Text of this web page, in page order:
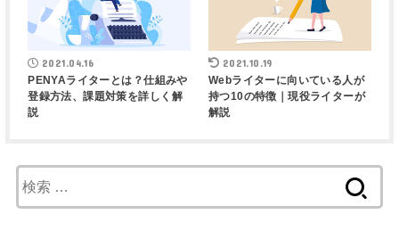
2021.04.16
PENYAライターとは？仕組みや
登録方法、課題対策を詳しく解
説
2021.10.19
Webライターに向いている人が
持つ10の特徴｜現役ライターが
解説
索